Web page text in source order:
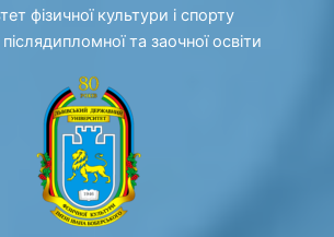
фізичної культури і спорту
та заочної освіти